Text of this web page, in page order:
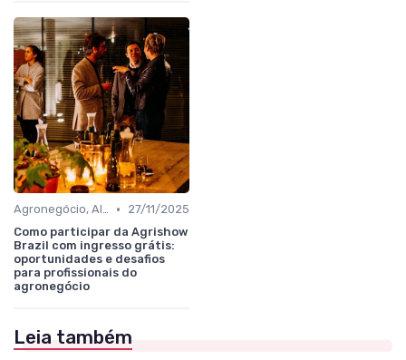
Agronegócio, Alimentos, Bebidas e Agroindústria •
27/11/2025
Como participar da Agrishow
Brazil com ingresso grátis:
oportunidades e desafios
para profissionais do
agronegócio
Leia também